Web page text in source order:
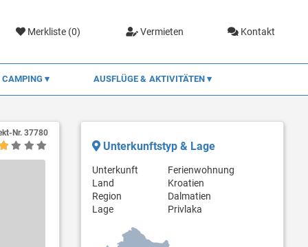
Merkliste (0) Vermieten Kontakt
CAMPING AUSFLÜGE & AKTIVITÄTEN
Nr. 37780
Unterkunftstyp & Lage
Unterkunft
Ferienwohnung
Land
Kroatien
Region
Dalmatien
Lage
Privlaka